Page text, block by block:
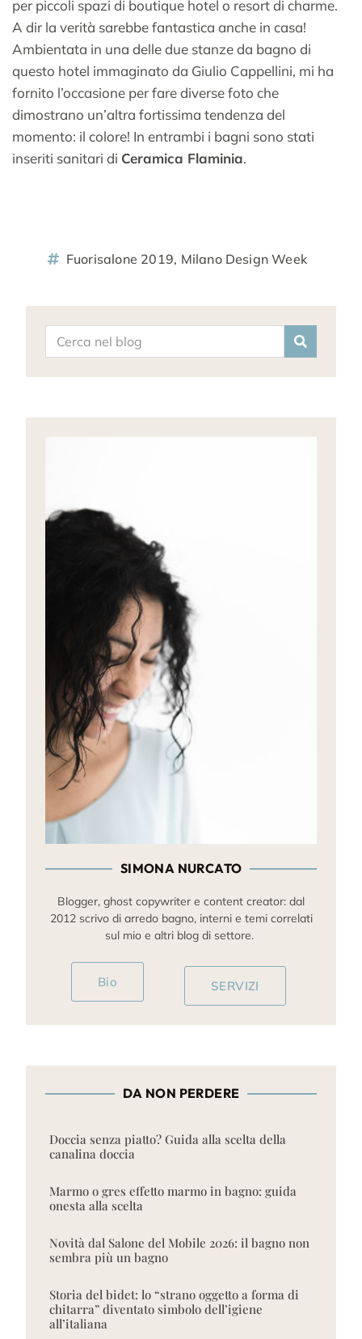
per piccoli spazi di boutique hotel o resort di charme.
A dir la verità sarebbe fantastica anche in casa!
Ambientata in una delle due stanze da bagno di
questo hotel immaginato da Giulio Cappellini, mi ha
fornito l’occasione per fare diverse foto che
dimostrano un’altra fortissima tendenza del
momento: il colore! In entrambi i bagni sono stati
inseriti sanitari di Ceramica Flaminia.
Fuorisalone 2019, Milano Design Week
SIMONA NURCATO
Blogger, ghost copywriter e content creator: dal
2012 scrivo di arredo bagno, interni e temi correlati
sul mio e altri blog di settore.
Bio SERVIZI
DA NON PERDERE
Doccia senza piatto? Guida alla scelta della
canalina doccia
Marmo o gres effetto marmo in bagno: guida
onesta alla scelta
Novità dal Salone del Mobile 2026: il bagno non
sembra più un bagno
Storia del bidet: lo “strano oggetto a forma di
chitarra” diventato simbolo dell’igiene
all’italiana